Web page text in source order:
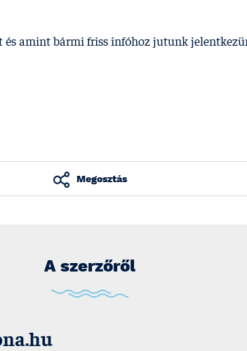
és amint bármi friss infóhoz jutunk
Megosztás
A szerzőről